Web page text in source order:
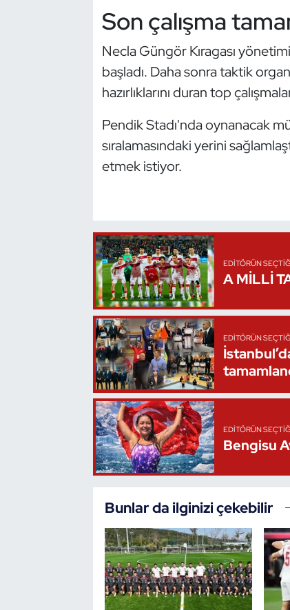
Son çalışma
Necla Güngör Kıragası
başladı. Daha sonra taktik
hazırlıklarını duran top
Pendik Stadı'nda oynanacak
sıralamasındaki yerini
etmek istiyor.
EDITÖRÜN
A MİLLİ
EDITÖRÜN
EDITÖRÜN
Bengisu
Bunlar da ilginizi çekebilir
Modern Pentatlon
Motor Sporları
Oryantiring
Özel Sporcular
Paralimpik
Sualtı Sporları